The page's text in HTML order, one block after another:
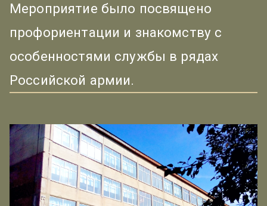
Мероприятие было посвящено
профориентации и знакомству с
особенностями службы в рядах
Российской армии.